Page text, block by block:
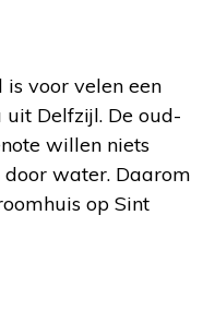
is voor velen een
uit Delfzijl. De oud-
willen niets
water. Daarom
op Sint